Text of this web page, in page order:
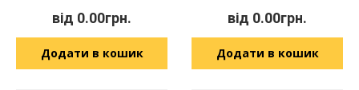
від 0.00грн.
Додати в кошик
від 0.00грн.
Додати в кошик